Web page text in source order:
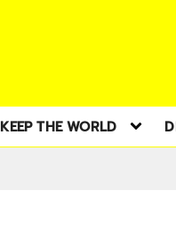
KEEP THE WORLD